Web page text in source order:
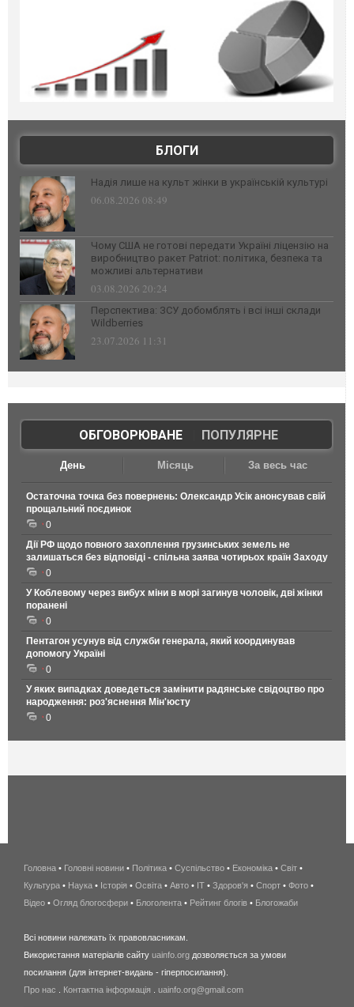
БЛОГИ
Надія лише на культ жінки в українській культурі
06.08.2026 08:49
Чому США не готові передати Україні ліцензію на
виробництво ракет Patriot: політика, безпека та
можливі альтернативи
03.08.2026 20:24
Перспектива: ЗСУ добомблять і всі інші склади
Wildberries
23.07.2026 11:31
ОБГОВОРЮВАНЕ| ПОПУЛЯРНЕ
День Місяць За весь час
Остаточна точка без повернень: Олександр Усік анонсував свій
прощальний поєдинок
0
Дії РФ щодо повного захоплення грузинських земель не
залишаться без відповіді - спільна заява чотирьох країн Заходу
0
У Коблевому через вибух міни в морі загинув чоловік, дві жінки
поранені
0
Пентагон усунув від служби генерала, який координував
допомогу Україні
0
У яких випадках доведеться замінити радянське свідоцтво про
народження: роз'яснення Мін'юсту
0
беспроводной
интернет
киев
wimax
в
Головна • Головні новини • Політика • Суспільство • Економіка • Світ •
Культура • Наука • Історія • Освіта • Авто • IT • Здоров'я • Спорт • Фото •
Відео • Огляд блогосфери • Блоголента • Рейтинг блогів • Блогожаби
Всі новини належать їх правовласникам.
Використання матеріалів сайту uainfo.org дозволяється за умови
посилання (для інтернет-видань - гіперпосилання).
Про нас
Контактна інформація uainfo.org@gmail.com